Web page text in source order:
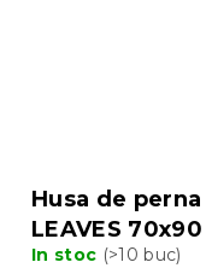
Husa de
LEAVES
In stoc (>10 buc)